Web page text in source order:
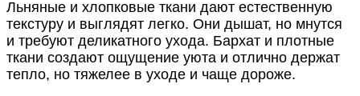
Льняные и хлопковые ткани дают естественную
текстуру и выглядят легко. Они дышат, но мнутся
и требуют деликатного ухода. Бархат и плотные
ткани создают ощущение уюта и отлично держат
тепло, но тяжелее в уходе и чаще дороже.